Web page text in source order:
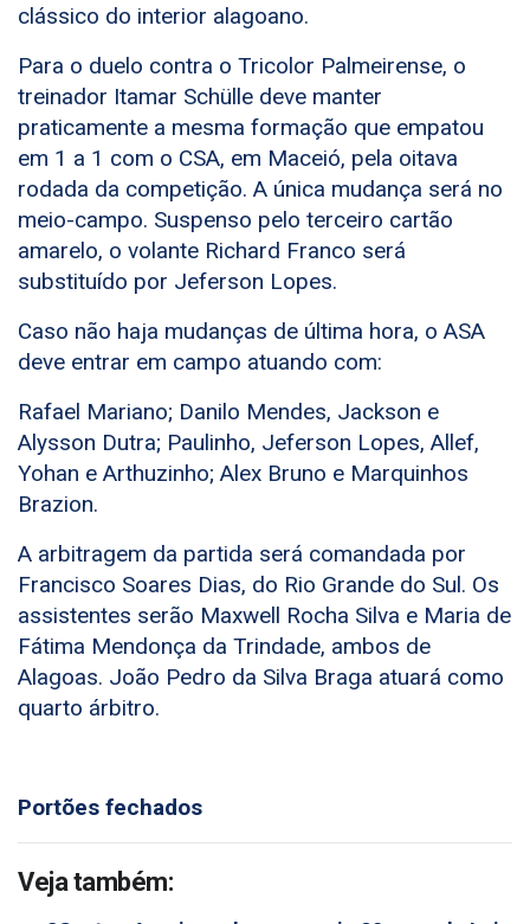
clássico do interior alagoano.
Para o duelo contra o Tricolor Palmeirense, o
treinador Itamar Schülle deve manter
praticamente a mesma formação que empatou
em 1 a 1 com o CSA, em Maceió, pela oitava
rodada da competição. A única mudança será no
meio-campo. Suspenso pelo terceiro cartão
amarelo, o volante Richard Franco será
substituído por Jeferson Lopes.
Caso não haja mudanças de última hora, o ASA
deve entrar em campo atuando com:
Rafael Mariano; Danilo Mendes, Jackson e
Alysson Dutra; Paulinho, Jeferson Lopes, Allef,
Yohan e Arthuzinho; Alex Bruno e Marquinhos
Brazion.
A arbitragem da partida será comandada por
Francisco Soares Dias, do Rio Grande do Sul. Os
assistentes serão Maxwell Rocha Silva e Maria de
Fátima Mendonça da Trindade, ambos de
Alagoas. João Pedro da Silva Braga atuará como
quarto árbitro.
Portões fechados
Veja também: